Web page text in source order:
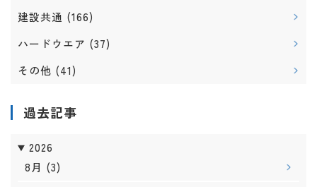
建設共通 (166)
ハードウエア (37)
その他 (41)
過去記事
2026
8月 (3)